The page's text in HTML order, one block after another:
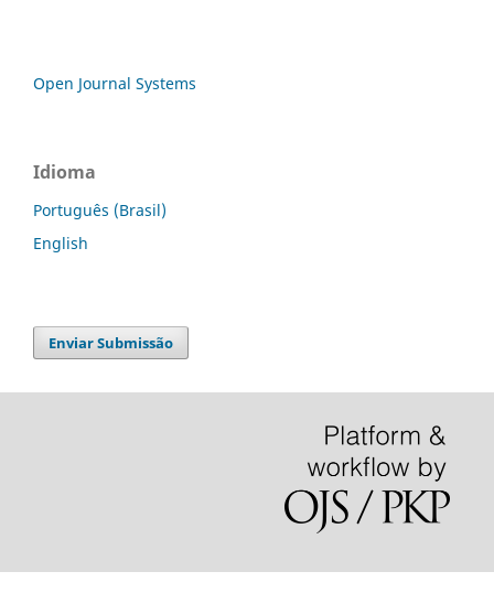
Open Journal Systems
Idioma
Português (Brasil)
English
Enviar Submissão